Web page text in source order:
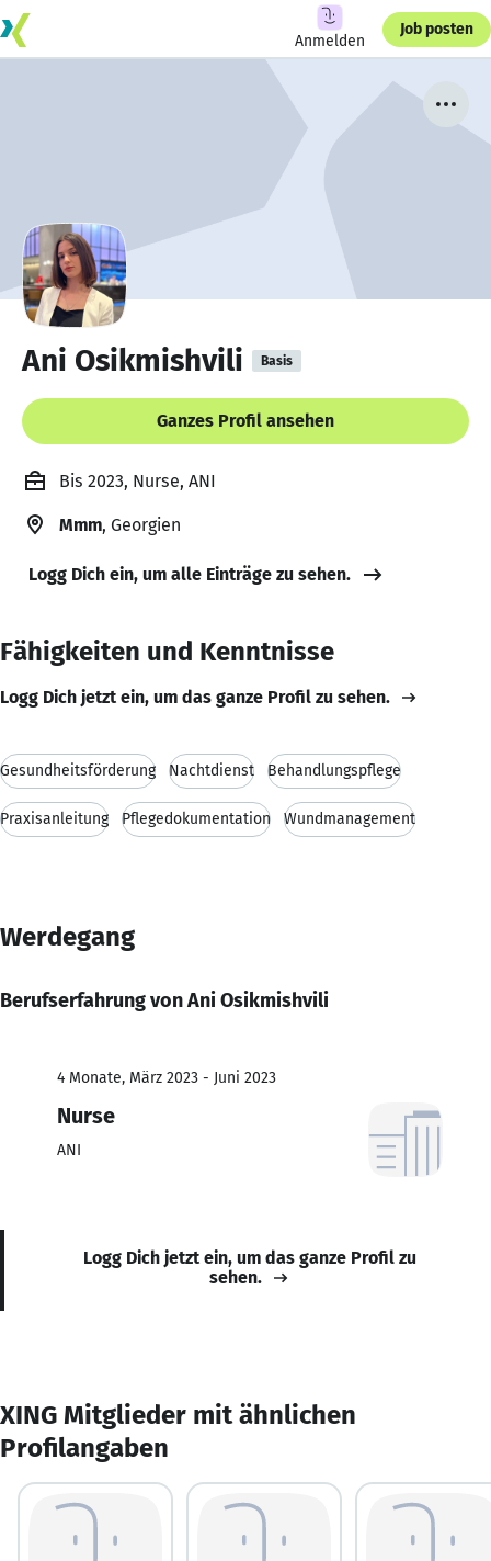
Anmelden
Job posten
Ani Osikmishvili Basis
Ganzes Profil ansehen
Bis 2023, Nurse, ANI
Mmm, Georgien
Logg Dich ein, um alle Einträge zu sehen.
Fähigkeiten und Kenntnisse
Logg Dich jetzt ein, um das ganze Profil zu sehen.
Gesundheitsförderung Nachtdienst Behandlungspflege
Praxisanleitung Pflegedokumentation Wundmanagement
Werdegang
Berufserfahrung von Ani Osikmishvili
4 Monate, März 2023 - Juni 2023
Nurse
ANI
Logg Dich jetzt ein, um das ganze Profil zu
sehen.
XING Mitglieder mit ähnlichen
Profilangaben